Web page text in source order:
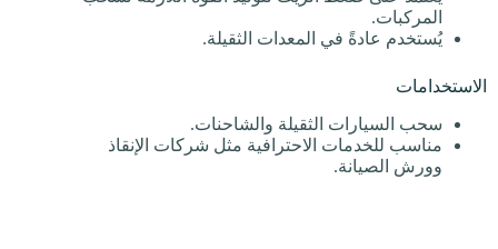
المركبات.
يُستخدم عادةً في المعدات الثقيلة.
الاستخدامات
سحب السيارات الثقيلة والشاحنات.
مناسب للخدمات الاحترافية مثل شركات الإنقاذ
وورش الصيانة.